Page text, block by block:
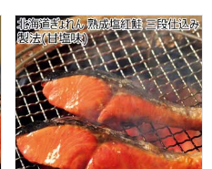
段仕込み製法(甘塩味)【夏の
北海道ぎょれん 熟成塩紅鮭